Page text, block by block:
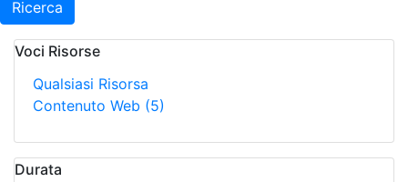
Ricerca
Voci Risorse
Qualsiasi Risorsa
Contenuto Web (5)
Durata